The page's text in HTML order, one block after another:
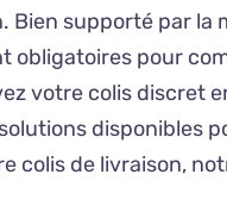
supporté par la
pour
votre colis discret
disponibles
de livraison,